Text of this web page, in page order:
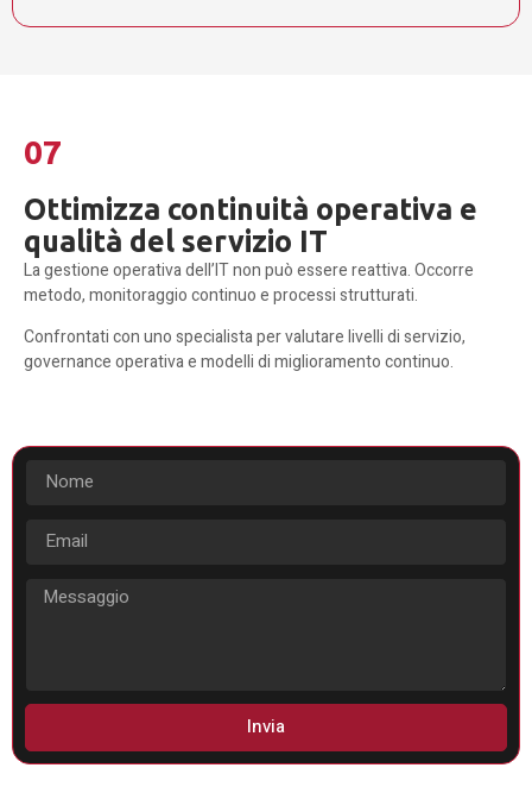
07
Ottimizza continuità operativa e
qualità del servizio IT
La gestione operativa dell’IT non può essere reattiva. Occorre
metodo, monitoraggio continuo e processi strutturati.
Confrontati con uno specialista per valutare livelli di servizio,
governance operativa e modelli di miglioramento continuo.
Invia